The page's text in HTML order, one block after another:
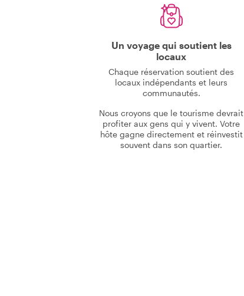
Un voyage qui soutient les
locaux
Chaque réservation soutient des
locaux indépendants et leurs
communautés.
Nous croyons que le tourisme devrait
profiter aux gens qui y vivent. Votre
hôte gagne directement et réinvestit
souvent dans son quartier.